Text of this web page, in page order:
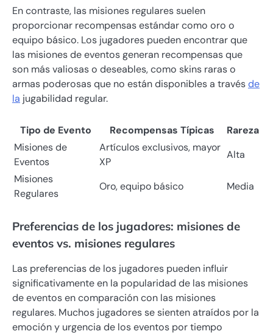
En contraste, las misiones regulares suelen
proporcionar recompensas estándar como oro o
equipo básico. Los jugadores pueden encontrar que
las misiones de eventos generan recompensas que
son más valiosas o deseables, como skins raras o
armas poderosas que no están disponibles a travésde
la jugabilidad regular.
Tipo de Evento Recompensas Típicas
Rareza
Misiones de
Eventos
Artículos exclusivos, mayor
XP
Alta
Misiones
Regulares
Oro, equipo básico Media
Preferencias de los jugadores: misiones de
eventos vs. misiones regulares
Las preferencias de los jugadores pueden influir
significativamente en la popularidad de las misiones
de eventos en comparación con las misiones
regulares. Muchos jugadores se sienten atraídos por la
emoción y urgencia de los eventos por tiempo